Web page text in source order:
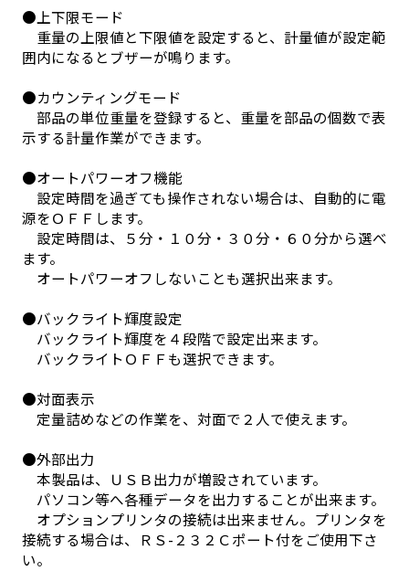
●上下限モード
重量の上限値と下限値を設定すると、計量値が設定範
囲内になるとブザーが鳴ります。
●カウンティングモード
部品の単位重量を登録すると、重量を部品の個数で表
示する計量作業ができます。
●オートパワーオフ機能
設定時間を過ぎても操作されない場合は、自動的に電
源をＯＦＦします。
設定時間は、５分・１０分・３０分・６０分から選べ
ます。
オートパワーオフしないことも選択出来ます。
●バックライト輝度設定
バックライト輝度を４段階で設定出来ます。
バックライトＯＦＦも選択できます。
●対面表示
定量詰めなどの作業を、対面で２人で使えます。
●外部出力
本製品は、ＵＳＢ出力が増設されています。
パソコン等へ各種データを出力することが出来ます。
オプションプリンタの接続は出来ません。プリンタを
接続する場合は、ＲＳ-２３２Ｃポート付をご使用下さ
い。